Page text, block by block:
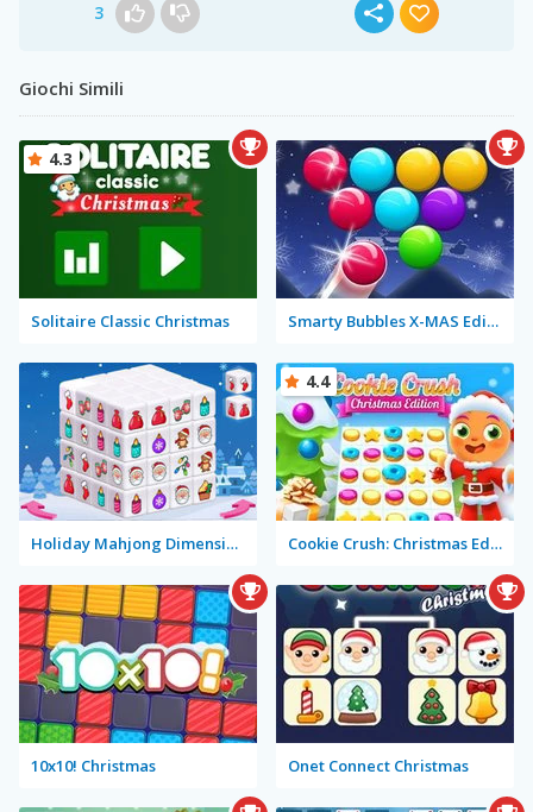
3
Giochi Simili
Solitaire Classic Christmas
4.3
Smarty Bubbles X-MAS Edition
Holiday Mahjong Dimensions Cookie Crush: Christmas Edition
4.4
10x10! Christmas Onet Connect Christmas